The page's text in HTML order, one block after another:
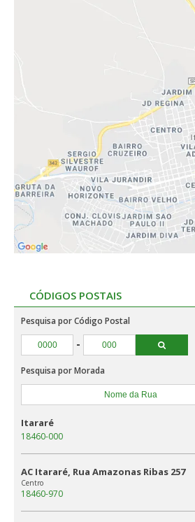
CÓDIGOS POSTAIS
Pesquisa por Código Postal
-
Pesquisa por Morada
Itararé
18460-000
AC Itararé, Rua Amazonas Ribas 257
Centro
18460-970